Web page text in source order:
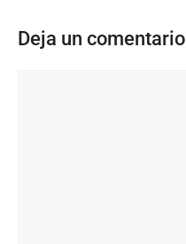
Deja un comentario